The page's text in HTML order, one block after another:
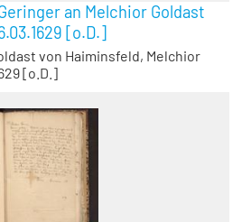
an Melchior Goldast
[o.D.]
von Haiminsfeld, Melchior
[o.D.]